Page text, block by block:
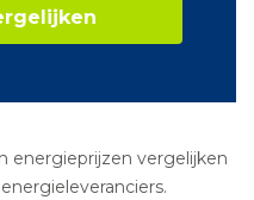
energieprijzen vergelijken